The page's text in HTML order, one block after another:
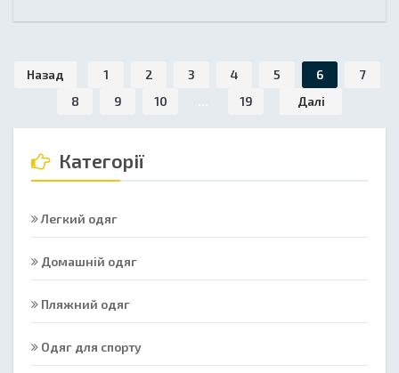
Назад 1 2 3 4 5 6
7
8
9 10 19 Далі
Категорії
Легкий одяг
Домашній одяг
Пляжний одяг
Одяг для спорту